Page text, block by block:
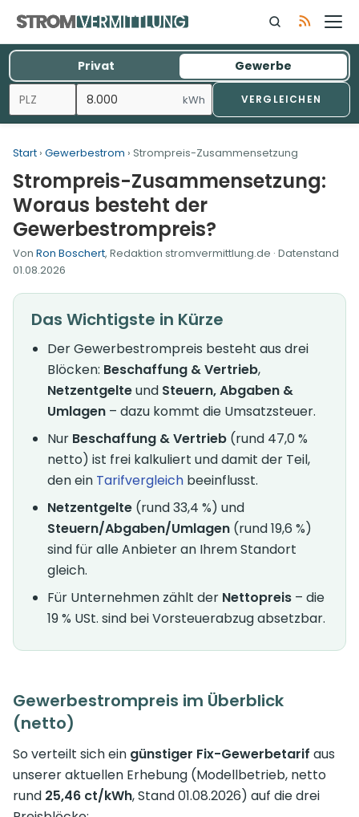
Inhalt
springen
Privat
Gewerbe
kWh VERGLEICHEN
Start › Gewerbestrom › Strompreis-Zusammensetzung
Strompreis-Zusammensetzung:
Woraus besteht der
Gewerbestrompreis?
Von Ron Boschert, Redaktion stromvermittlung.de · Datenstand
01.08.2026
Das Wichtigste in Kürze
Der Gewerbestrompreis besteht aus drei
Blöcken: Beschaffung & Vertrieb,
Netzentgelteund Steuern, Abgaben &
Umlagen – dazu kommt die Umsatzsteuer.
Nur Beschaffung & Vertrieb (rund 47,0 %
netto) ist frei kalkuliert und damit der Teil,
den ein Tarifvergleich beeinflusst.
Netzentgelte (rund 33,4 %) und
Steuern/Abgaben/Umlagen (rund 19,6 %)
sind für alle Anbieter an Ihrem Standort
gleich.
Für Unternehmen zählt der Nettopreis – die
19 % USt. sind bei Vorsteuerabzug absetzbar.
Gewerbestrompreis im Überblick
(netto)
So verteilt sich ein günstiger Fix-Gewerbetarif aus
unserer aktuellen Erhebung (Modellbetrieb, netto
rund 25,46 ct/kWh, Stand 01.08.2026) auf die drei